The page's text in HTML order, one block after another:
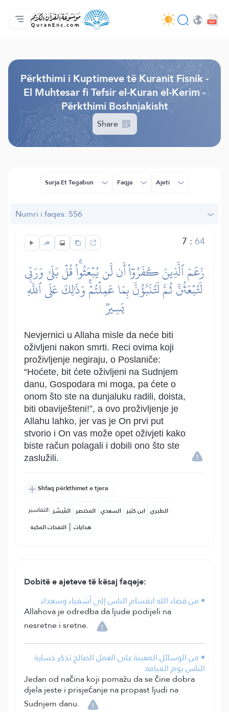
Ballina
Indeksi i Përkthimeve
Audio
Shërbime për zhvillues (programues) - API
Rreth projektit
Na kontaktoni
Gjuha
Përkthimi i Kuptimeve të Kuranit Fisnik -
El Muhtesar fi Tefsir el-Kuran el-Kerim -
Përkthimi Boshnjakisht
Share
Surja Et Tegabun Faqja Ajeti
Numri i faqes: 556
7 :64
زَعَمَ ٱلَّذِينَ كَفَرُوٓاْ أَن لَّن يُبۡعَثُواْۚ قُلۡ بَلَىٰ وَرَبِّي
لَتُبۡعَثُنَّ ثُمَّ لَتُنَبَّؤُنَّ بِمَا عَمِلۡتُمۡۚ وَذَٰلِكَ عَلَى ٱللَّهِ
يَسِيرٞ
Nevjernici u Allaha misle da neće biti
oživljeni nakon smrti. Reci ovima koji
proživljenje negiraju, o Poslaniče:
“Hoćete, bit ćete oživljeni na Sudnjem
danu, Gospodara mi moga, pa ćete o
onom što ste na dunjaluku radili, doista,
biti obaviješteni!”, a ovo proživljenje je
Allahu lahko, jer vas je On prvi put
stvorio i On vas može opet oživjeti kako
biste račun polagali i dobili ono što ste
zaslužili.
Shfaq përkthimet e tjera
التفاسير: المُيسَّر المختصر السعدي ابن كثير الطبري
النفحات المكية | هدايات
Dobitë e ajeteve të kësaj faqeje:
• من قضاء الله انقسام الناس إلى أشقياء وسعداء.
Allahova je odredba da ljude podijeli na
nesretne i sretne.
• من الوسائل المعينة على العمل الصالح تذكر خسارة
الناس يوم القيامة.
Jedan od načina koji pomažu da se čine dobra
djela jeste i prisjećanje na propast ljudi na
Sudnjem danu.